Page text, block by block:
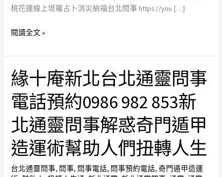
桃花運線上塔羅占卜消災納福台北問事 https://you […]
運
北
和
合
塔
卜
感
情
閱讀全文 »
緣十庵新北台北通靈問事
電話預約0986 982 853新
北通靈問事解惑奇門遁甲
造運術幫助人們扭轉人生
台北通靈問事, 問事, 問事電話, 問事預約電話,奇門遁甲造運
緣
十
庵
台
北
通